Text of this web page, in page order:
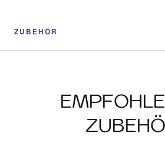
ZUBEHÖR